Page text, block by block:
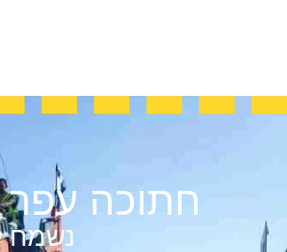
חתוכה עפר
נשמח